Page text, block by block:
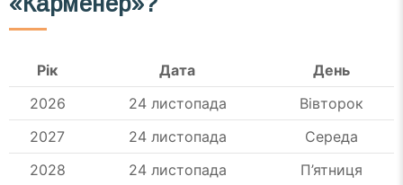
Рік Дата
День
2026
24 листопада
Вівторок
2027
24 листопада
Середа
2028
24 листопада
П’ятниця